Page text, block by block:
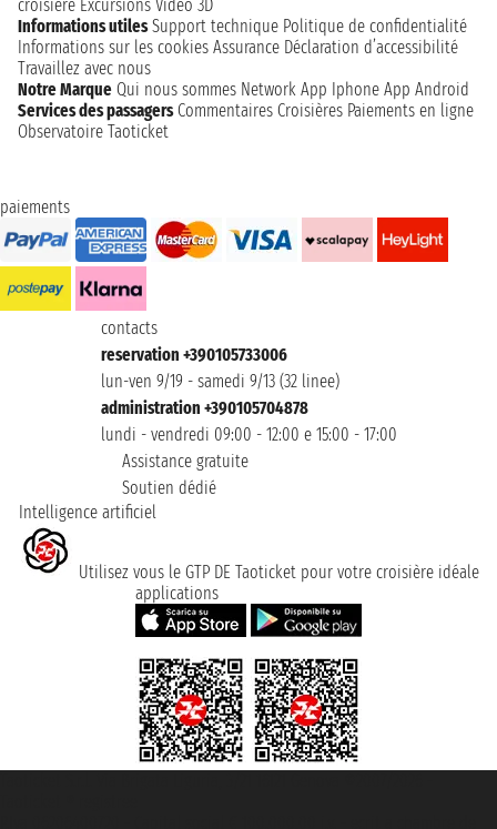
croisière Excursions Video 3D
Informations utiles Support technique Politique de confidentialité
Informations sur les cookies Assurance Déclaration d’accessibilité
Travaillez avec nous
Notre Marque Qui nous sommes Network App Iphone App Android
Services des passagers Commentaires Croisières Paiements en ligne
Observatoire Taoticket
paiements
contacts
reservation +390105733006
lun-ven 9/19 - samedi 9/13 (32 linee)
administration +390105704878
lundi - vendredi 09:00 - 12:00 e 15:00 - 17:00
Assistance gratuite
Soutien dédié
Intelligence artificiel
Utilisez vous le GTP DE Taoticket pour votre croisière idéale
applications